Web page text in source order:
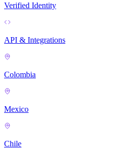
Verified Identity
API & Integrations
Colombia
Mexico
Chile